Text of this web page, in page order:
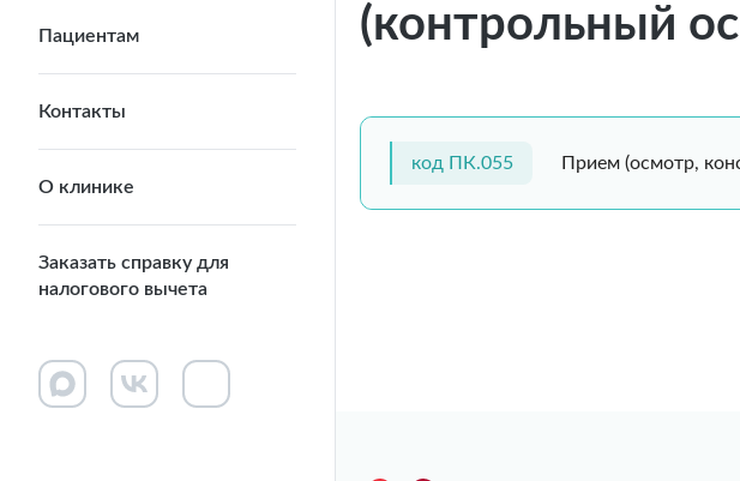
Пациентам
Контакты
О клинике
Заказать справку для
налогового вычета
(контрольный
код ПК.055 Прием (осмотр,